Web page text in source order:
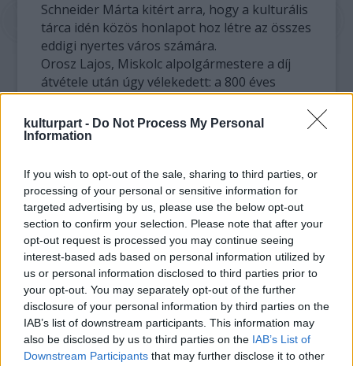
kulturpart - Do Not Process My Personal
Information
If you wish to opt-out of the sale, sharing to third parties, or
processing of your personal or sensitive information for
targeted advertising by us, please use the below opt-out
section to confirm your selection. Please note that after your
opt-out request is processed you may continue seeing
interest-based ads based on personal information utilized by
us or personal information disclosed to third parties prior to
your opt-out. You may separately opt-out of the further
disclosure of your personal information by third parties on the
IAB’s list of downstream participants. This information may
also be disclosed by us to third parties on the IAB’s List of
Downstream Participants that may further disclose it to other
Schneider Márta kitért arra, hogy a kulturális
tárca idén közös honlapot hoz létre az összes
eddigi nyertes város számára.
Orosz Lajos, Miskolc alpolgármestere a díj
átvétele után úgy vélekedett: a 800 éves
város egyebek mellett természeti és
építészeti örökségével, valamint
képzőművészetével, grafikai biennáléjával,
Erdmann Gyula, Gyula alpolgármestere a
városról szólva a Gyulai Várszínházat,
valamint a hagyományos, de az idei
Reneszánsz Év fényében különös
jelentőséget kapó Reneszánsz karnevált
emelte ki.
Major János, Tokaj polgármestere elmondta,
hogy a város évente több mint egymilliárd
forintot költ kulturális rendezvényekre. A
tokaji borászatot a magyar borászat